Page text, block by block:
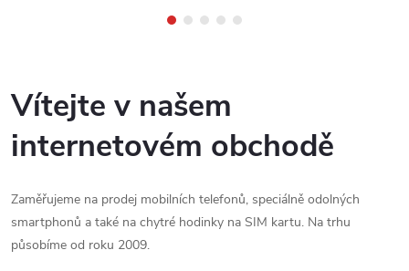
o
d
ě
LTE | 200MPx + 32MPx | infra
otisku prstů | NFC | AMOLED |
Vítejte v našem
internetovém obchodě
Zaměřujeme na prodej mobilních telefonů, speciálně odolných
smartphonů a také na chytré hodinky na SIM kartu. Na trhu
působíme od roku 2009.